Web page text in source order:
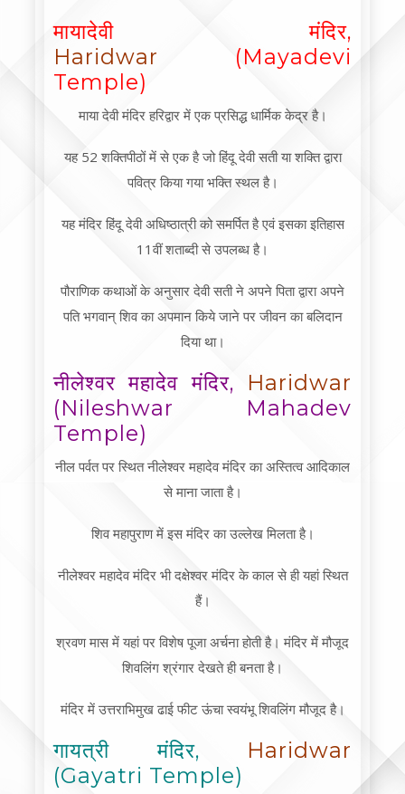
मायादेवी मंदिर,
Haridwar (Mayadevi
Temple)
माया देवी मंदिर हरिद्वार में एक प्रसिद्ध धार्मिक केद्र है।
यह 52 शक्तिपीठों में से एक है जो हिंदू देवी सती या शक्ति द्वारा
पवित्र किया गया भक्ति स्थल है।
यह मंदिर हिंदू देवी अधिष्ठात्री को समर्पित है एवं इसका इतिहास
11वीं शताब्दी से उपलब्ध है।
पौराणिक कथाओं के अनुसार देवी सती ने अपने पिता द्वारा अपने
पति भगवान् शिव का अपमान किये जाने पर जीवन का बलिदान
दिया था।
नीलेश्वर महादेव मंदिर,
Haridwar
(Nileshwar Mahadev
Temple)
नील पर्वत पर स्थित नीलेश्वर महादेव मंदिर का अस्तित्व आदिकाल
से माना जाता है।
शिव महापुराण में इस मंदिर का उल्लेख मिलता है।
नीलेश्वर महादेव मंदिर भी दक्षेश्वर मंदिर के काल से ही यहां स्थित
हैं।
श्रवण मास में यहां पर विशेष पूजा अर्चना होती है। मंदिर में मौजूद
शिवलिंग श्रंगार देखते ही बनता है।
मंदिर में उत्तराभिमुख ढाई फीट ऊंचा स्वयंभू शिवलिंग मौजूद है।
गायत्री मंदिर,
Haridwar
(Gayatri Temple)